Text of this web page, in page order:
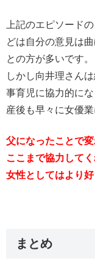
上記のエピソード
どは自分の意見は
との方が多いです。
しかし向井理さん
事育児に協力的に
産後も早々に女優
父になったことで
ここまで協力して
女性としてはより
まとめ